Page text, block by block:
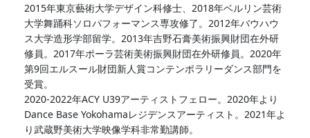
2015年東京藝術大学デザイン科修士、2018年ベルリン芸術
大学舞踊科ソロパフォーマンス専攻修了。2012年バウハウ
ス大学造形学部留学。2013年吉野石膏美術振興財団在外研
修員。2017年ポーラ芸術美術振興財団在外研修員。2020年
第9回エルスール財団新人賞コンテンポラリーダンス部門を
受賞。
2020-2022年ACY U39アーティストフェロー。2020年より
Dance Base Yokohamaレジデンスアーティスト。2021年よ
り武蔵野美術大学映像学科非常勤講師。